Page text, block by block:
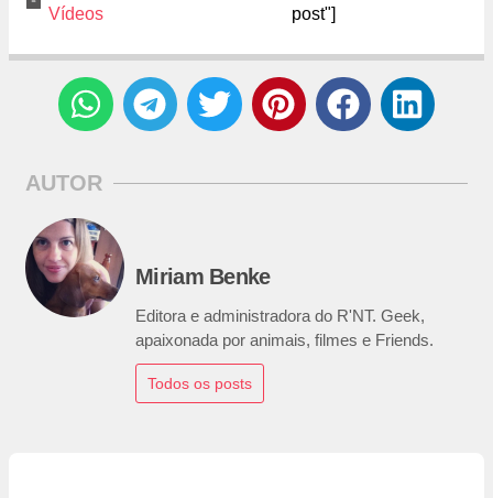
Vídeos
post"]
AUTOR
Miriam Benke
Editora e administradora do R'NT. Geek,
apaixonada por animais, filmes e Friends.
Todos os posts